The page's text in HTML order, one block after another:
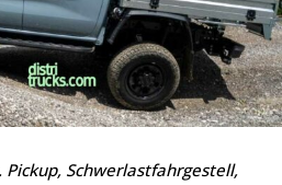
Pickup, Schwerlastfahrgestell,